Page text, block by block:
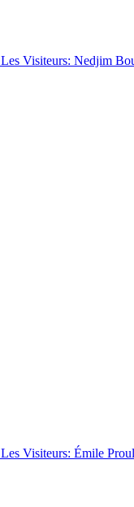
Les Visiteurs: Nedjim
Les Visiteurs: Émile